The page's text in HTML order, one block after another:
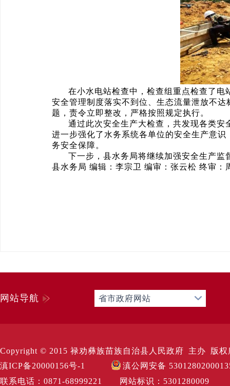
在小水电站检查中，检查组重点检查了
安全管理制度落实不到位、生态流量泄放不
题，责令立即整改，严格按照规定执行。
通过此次安全生产大检查，共发现各类
进一步强化了水务系统各单位的安全生产意
务安全保障。
下一步，县水务局将继续加强安全生产
县水务局 编辑：李宗卫 编审：张云松 终审：
网站导航 省市政府网站
Copyright © 2015 禄劝彝族苗族自治县人民政府 主办 版
滇ICP备20000156号-1
滇公网安备
联系电话：0871-68999221 网站标识：